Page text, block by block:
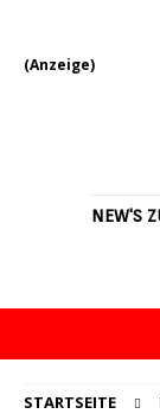
(Anzeige)
NEW'S
STARTSEITE